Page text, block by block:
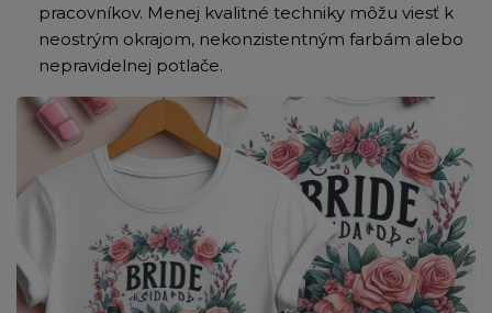
pracovníkov. Menej kvalitné techniky môžu viesť k
neostrým okrajom, nekonzistentným farbám alebo
nepravidelnej potlače.